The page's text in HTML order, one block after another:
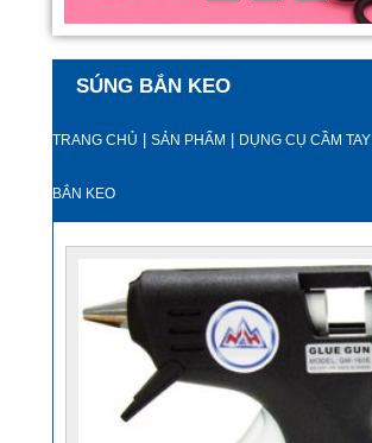
SÚNG BẮN KEO
TRANG CHỦ SẢN PHẨM DỤNG CỤ CẦM TAY
BẮN KEO